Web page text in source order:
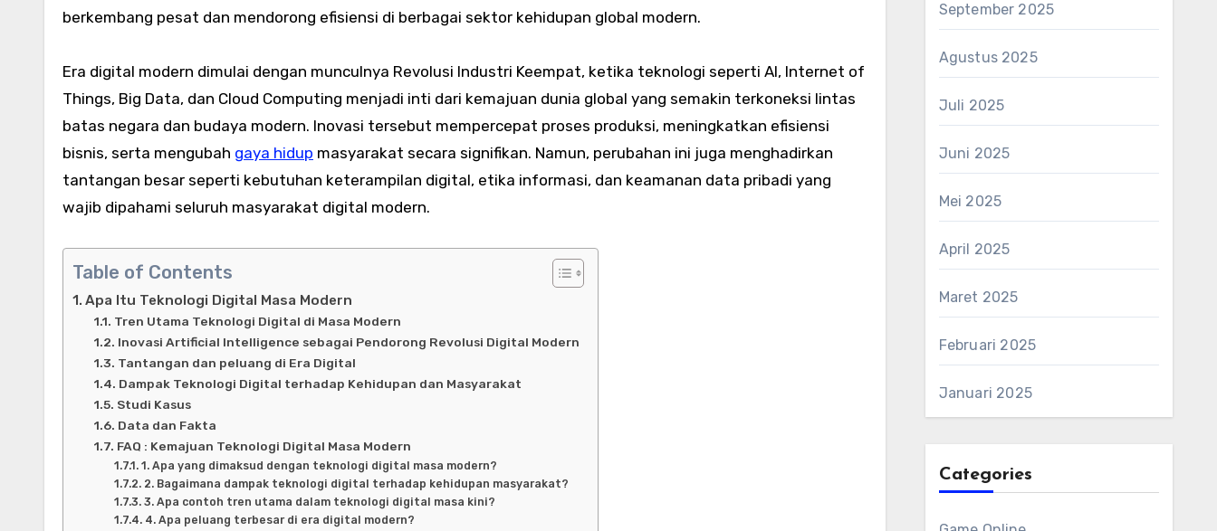
berkembang pesat dan mendorong efisiensi di berbagai sektor kehidupan global modern.
Era digital modern dimulai dengan munculnya Revolusi Industri Keempat, ketika teknologi seperti AI, Internet of
Things, Big Data, dan Cloud Computing menjadi inti dari kemajuan dunia global yang semakin terkoneksi lintas
batas negara dan budaya modern. Inovasi tersebut mempercepat proses produksi, meningkatkan efisiensi
bisnis, serta mengubah gaya hidup masyarakat secara signifikan. Namun, perubahan ini juga menghadirkan
tantangan besar seperti kebutuhan keterampilan digital, etika informasi, dan keamanan data pribadi yang
wajib dipahami seluruh masyarakat digital modern.
Table of Contents
Apa Itu Teknologi Digital Masa Modern
Tren Utama Teknologi Digital di Masa Modern
Inovasi Artificial Intelligence sebagai Pendorong Revolusi Digital Modern
Tantangan dan peluang di Era Digital
Dampak Teknologi Digital terhadap Kehidupan dan Masyarakat
Studi Kasus
Data dan Fakta
FAQ : Kemajuan Teknologi Digital Masa Modern
1. Apa yang dimaksud dengan teknologi digital masa modern?
2. Bagaimana dampak teknologi digital terhadap kehidupan masyarakat?
3. Apa contoh tren utama dalam teknologi digital masa kini?
4. Apa peluang terbesar di era digital modern?
September 2025
Agustus 2025
Juli 2025
Juni 2025
Mei 2025
April 2025
Maret 2025
Februari 2025
Januari 2025
Categories